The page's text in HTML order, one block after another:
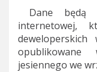
Dane będą
internetowej,
deweloperskich
jesiennego we